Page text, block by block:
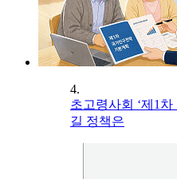
4.
초고령사회 ‘제1
길 정책은